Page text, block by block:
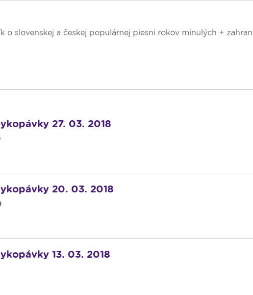
o slovenskej a českej populárnej piesni rokov minulých +
27. 03. 2018
20. 03. 2018
13. 03. 2018